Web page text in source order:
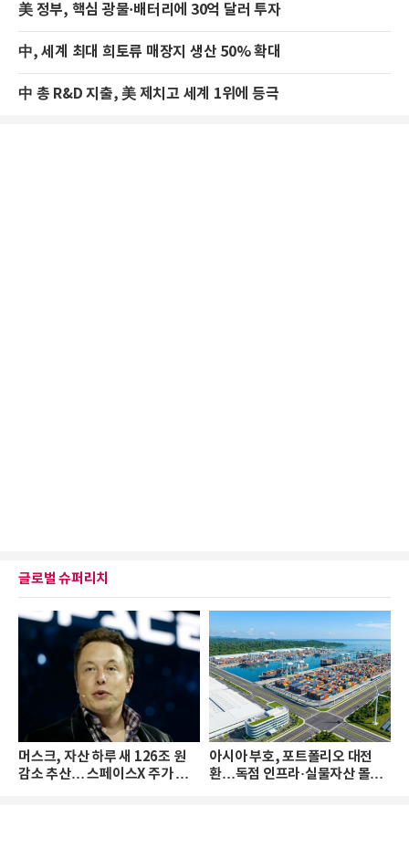
美 정부, 핵심 광물·배터리에 30억 달러 투자
中, 세계 최대 희토류 매장지 생산 50% 확대
中 총 R&D 지출, 美 제치고 세계 1위에 등극
글로벌 슈퍼리치
머스크, 자산 하루 새 126조 원
감소 추산… 스페이스X 주가 하
아시아 부호, 포트폴리오 대전
환…독점 인프라·실물자산 몰린